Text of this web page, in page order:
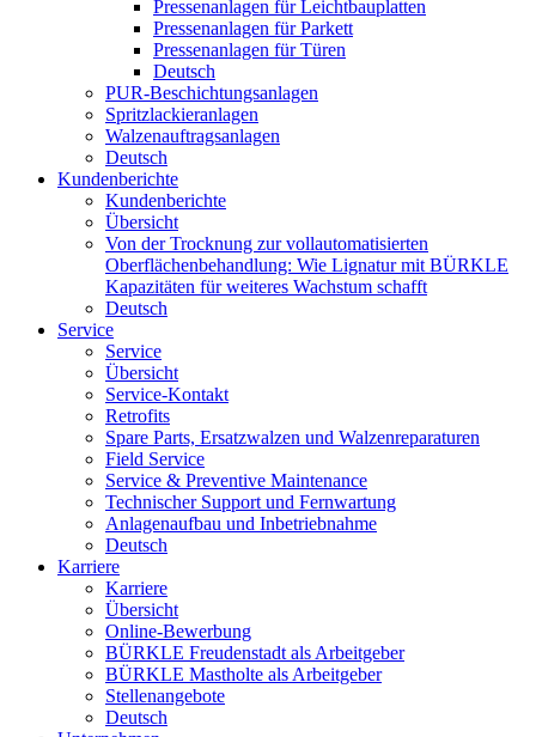
Pressenanlagen für Leichtbauplatten
Pressenanlagen für Parkett
Pressenanlagen für Türen
Deutsch
PUR-Beschichtungsanlagen
Spritzlackieranlagen
Walzenauftragsanlagen
Deutsch
Kundenberichte
Kundenberichte
Übersicht
Von der Trocknung zur vollautomatisierten
Oberflächenbehandlung: Wie Lignatur mit BÜRKLE
Kapazitäten für weiteres Wachstum schafft
Deutsch
Service
Service
Übersicht
Service-Kontakt
Retrofits
Spare Parts, Ersatzwalzen und Walzenreparaturen
Field Service
Service & Preventive Maintenance
Technischer Support und Fernwartung
Anlagenaufbau und Inbetriebnahme
Deutsch
Karriere
Karriere
Übersicht
Online-Bewerbung
BÜRKLE Freudenstadt als Arbeitgeber
BÜRKLE Mastholte als Arbeitgeber
Stellenangebote
Deutsch